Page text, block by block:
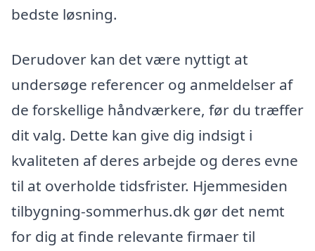
bedste løsning.
Derudover kan det være nyttigt at
undersøge referencer og anmeldelser af
de forskellige håndværkere, før du træffer
dit valg. Dette kan give dig indsigt i
kvaliteten af deres arbejde og deres evne
til at overholde tidsfrister. Hjemmesiden
tilbygning-sommerhus.dk gør det nemt
for dig at finde relevante firmaer til